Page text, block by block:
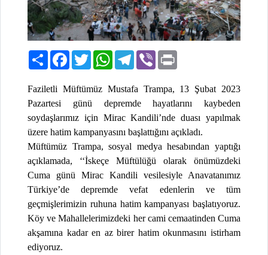
PaylaşFacebook
TwitterWhatsAppTelegram
Viber
Faziletli Müftümüz Mustafa Trampa, 13 Şubat 2023
Pazartesi günü depremde hayatlarını kaybeden
soydaşlarımız için Mirac Kandili’nde duası yapılmak
üzere hatim kampanyasını başlattığını açıkladı.
Müftümüz Trampa, sosyal medya hesabından yaptığı
açıklamada, ‘‘İskeçe Müftülüğü olarak önümüzdeki
Cuma günü Mirac Kandili vesilesiyle Anavatanımız
Türkiye’de depremde vefat edenlerin ve tüm
geçmişlerimizin ruhuna hatim kampanyası başlatıyoruz.
Köy ve Mahallelerimizdeki her cami cemaatinden Cuma
akşamına kadar en az birer hatim okunmasını istirham
ediyoruz.